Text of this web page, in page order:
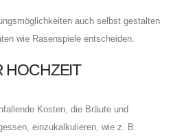
auch selbst gestalten
wie Rasenspiele entscheiden.
HOCHZEIT
Kosten, die Bräute und
einzukalkulieren, wie z. B.